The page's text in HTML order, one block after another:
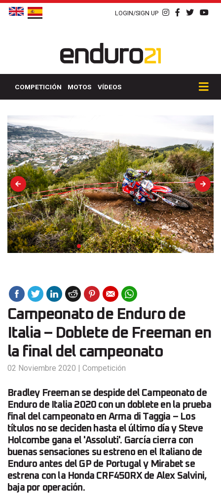
LOGIN/SIGN UP
COMPETICIÓN MOTOS VÍDEOS
Campeonato de Enduro de
Italia – Doblete de Freeman en
la final del campeonato
02 Noviembre 2020 | Competición
Bradley Freeman se despide del Campeonato de
Enduro de Italia 2020 con un doblete en la prueba
final del campeonato en Arma di Taggia – Los
títulos no se deciden hasta el último día y Steve
Holcombe gana el 'Assoluti'. García cierra con
buenas sensaciones su estreno en el Italiano de
Enduro antes del GP de Portugal y Mirabet se
estrena con la Honda CRF450RX de Alex Salvini,
baja por operación.